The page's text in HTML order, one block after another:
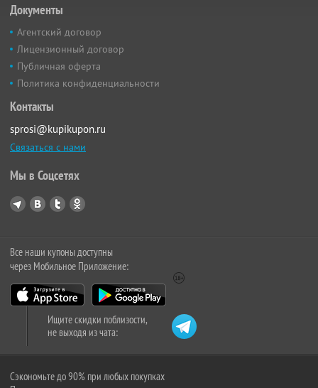
Документы
Агентский договор
Лицензионный договор
Публичная оферта
Политика конфиденциальности
Контакты
sprosi@kupikupon.ru
Связаться с нами
Мы в Соцсетях
Все наши купоны доступны
через Мобильное Приложение:
Ищите скидки поблизости,
не выходя из чата:
Сэкономьте до 90% при любых покупках